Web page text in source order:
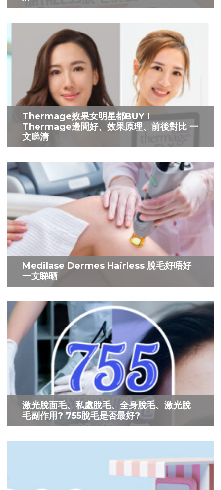
Thermage效果女明星都BUY！
Thermage邊間好、效果原理、前後對比 一
文睇清
Medilase Dermes Hairless 脫毛好唔好
一文睇晒
激光脫面毛、私處脫毛、全身脫毛、激光脫
毛副作用? 755脫毛是否最好?